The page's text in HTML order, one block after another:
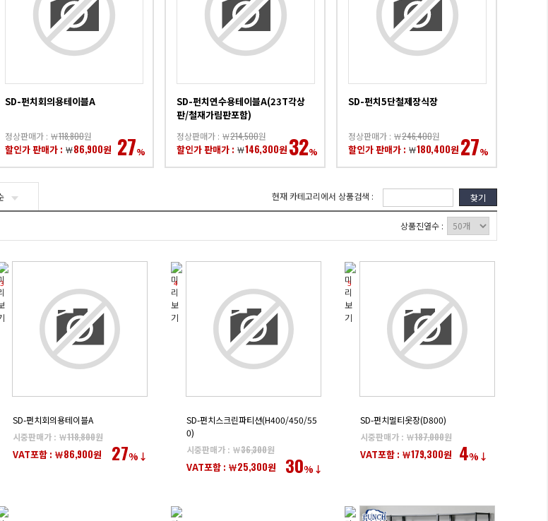
SD-펀치회의용테이블A
정상판매가 : ￦118,800원
할인가 판매가 : ￦86,900원 27%
SD-펀치연수용테이블A(23T각상
판/철재가림판포함)
정상판매가 : ￦214,500원
할인가 판매가 : ￦146,300원 32%
SD-펀치5단철제장식장
정상판매가 : ￦246,400원
할인가 판매가 : ￦180,400원 27%
현재 카테고리에서 상품검색 : 찾기
상품진열수 :
3
SD-펀치회의용테이블A
시중판매가 : ￦118,800원
VAT포함 : ￦86,900원 27%↓
4
SD-펀치스크린파티션(H400/450/55
0)
시중판매가 : ￦36,300원
VAT포함 : ￦25,300원 30%↓
5
SD-펀치멀티옷장(D800)
시중판매가 : ￦187,000원
VAT포함 : ￦179,300원 4%↓